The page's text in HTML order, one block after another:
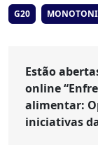
G20
Estão
online
alimentar:
iniciativas